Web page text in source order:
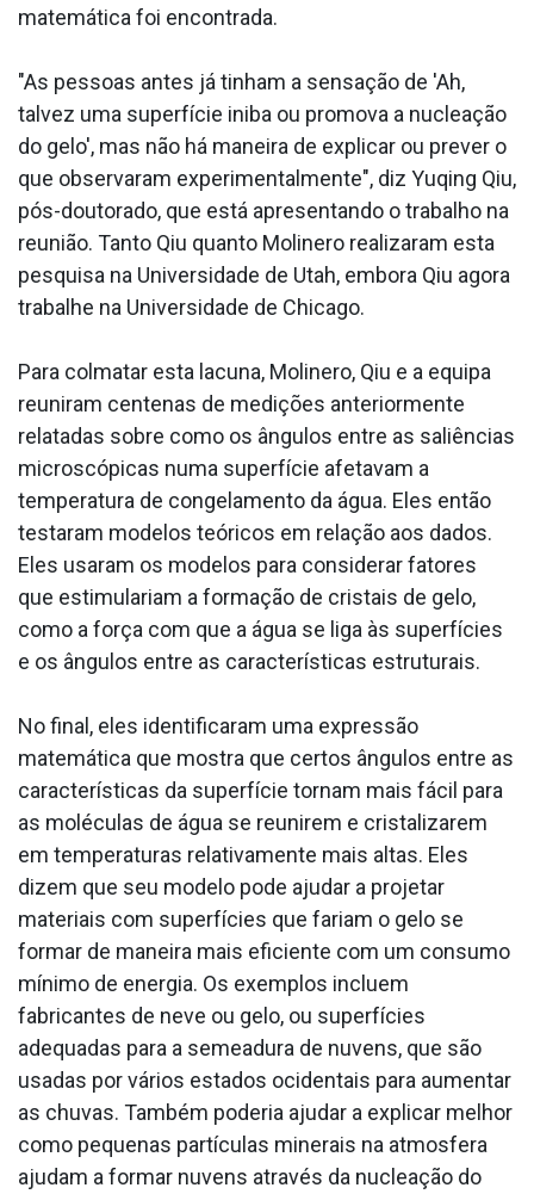
matemática foi encontrada.
"As pessoas antes já tinham a sensação de 'Ah,
talvez uma superfície iniba ou promova a nucleação
do gelo', mas não há maneira de explicar ou prever o
que observaram experimentalmente", diz Yuqing Qiu,
pós-doutorado, que está apresentando o trabalho na
reunião. Tanto Qiu quanto Molinero realizaram esta
pesquisa na Universidade de Utah, embora Qiu agora
trabalhe na Universidade de Chicago.
Para colmatar esta lacuna, Molinero, Qiu e a equipa
reuniram centenas de medições anteriormente
relatadas sobre como os ângulos entre as saliências
microscópicas numa superfície afetavam a
temperatura de congelamento da água. Eles então
testaram modelos teóricos em relação aos dados.
Eles usaram os modelos para considerar fatores
que estimulariam a formação de cristais de gelo,
como a força com que a água se liga às superfícies
e os ângulos entre as características estruturais.
No final, eles identificaram uma expressão
matemática que mostra que certos ângulos entre as
características da superfície tornam mais fácil para
as moléculas de água se reunirem e cristalizarem
em temperaturas relativamente mais altas. Eles
dizem que seu modelo pode ajudar a projetar
materiais com superfícies que fariam o gelo se
formar de maneira mais eficiente com um consumo
mínimo de energia. Os exemplos incluem
fabricantes de neve ou gelo, ou superfícies
adequadas para a semeadura de nuvens, que são
usadas por vários estados ocidentais para aumentar
as chuvas. Também poderia ajudar a explicar melhor
como pequenas partículas minerais na atmosfera
ajudam a formar nuvens através da nucleação do